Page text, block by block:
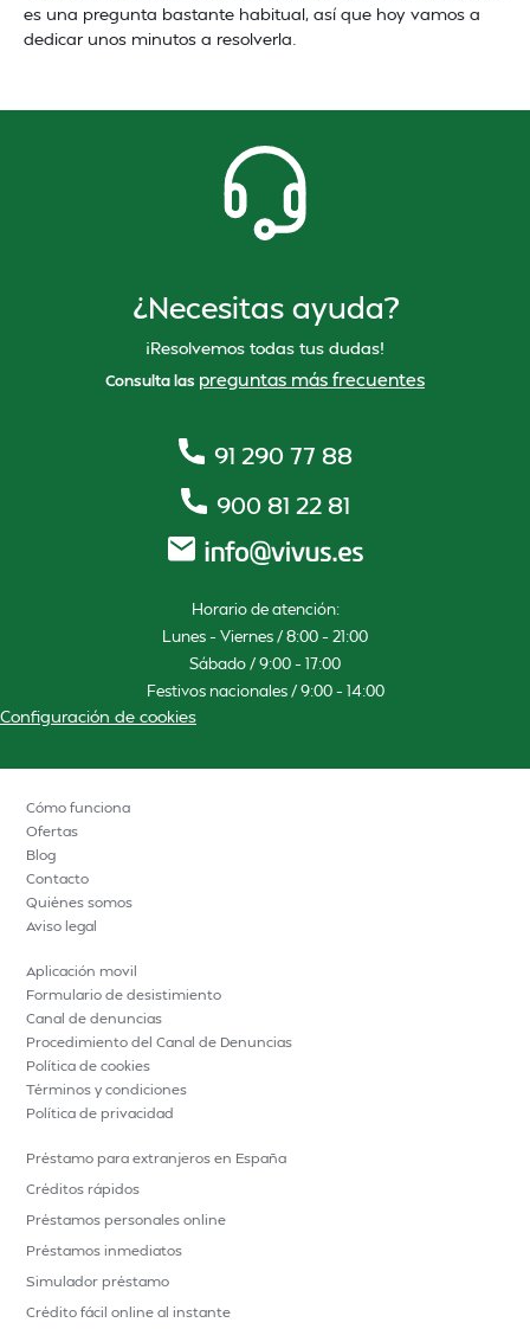
es una pregunta bastante habitual, así que hoy vamos a
dedicar unos minutos a resolverla.
¿Necesitas ayuda?
¡Resolvemos todas tus dudas!
Consulta las preguntas más frecuentes
91 290 77 88
900 81 22 81
Horario de atención:
Lunes – Viernes / 8:00 – 21:00
Sábado / 9:00 – 17:00
Festivos nacionales / 9:00 – 14:00
Configuración de cookies
Cómo funciona
Ofertas
Blog
Contacto
Quiénes somos
Aviso legal
Aplicación movil
Formulario de desistimiento
Canal de denuncias
Procedimiento del Canal de Denuncias
Política de cookies
Términos y condiciones
Política de privacidad
Préstamo para extranjeros en España
Créditos rápidos
Préstamos personales online
Préstamos inmediatos
Simulador préstamo
Crédito fácil online al instante